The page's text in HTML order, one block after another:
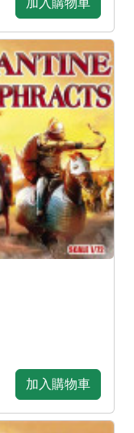
加入購物車
加入購物車